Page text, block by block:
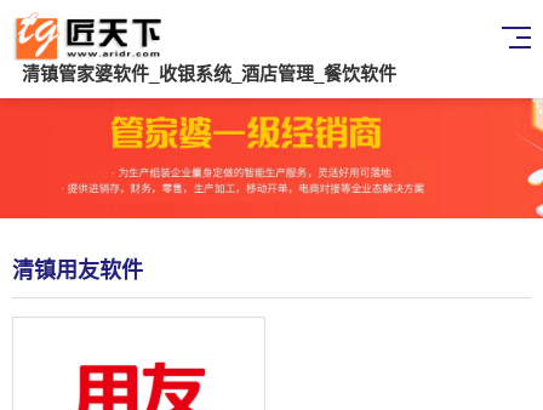
清镇管家婆软件_收银系统_酒店管理_餐饮软件
清镇用友软件